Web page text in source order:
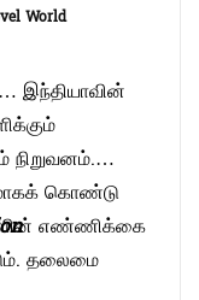
World
இந்தியாவின்
நிறுவனம்.
கொண்டு
எண்ணிக்கை
தலைமை